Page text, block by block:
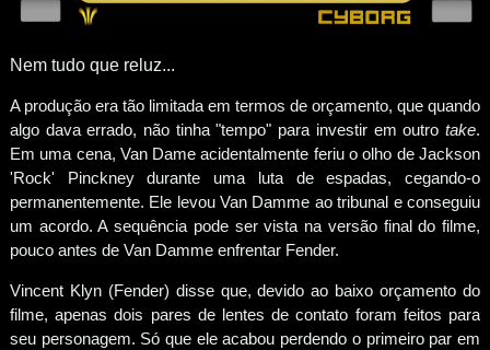
Nem tudo que reluz...
A produção era tão limitada em termos de orçamento, que quando
algo dava errado, não tinha "tempo" para investir em outro take.
Em uma cena, Van Dame acidentalmente feriu o olho de Jackson
'Rock' Pinckney durante uma luta de espadas, cegando-o
permanentemente. Ele levou Van Damme ao tribunal e conseguiu
um acordo. A sequência pode ser vista na versão final do filme,
pouco antes de Van Damme enfrentar Fender.
Vincent Klyn (Fender) disse que, devido ao baixo orçamento do
filme, apenas dois pares de lentes de contato foram feitos para
seu personagem. Só que ele acabou perdendo o primeiro par em